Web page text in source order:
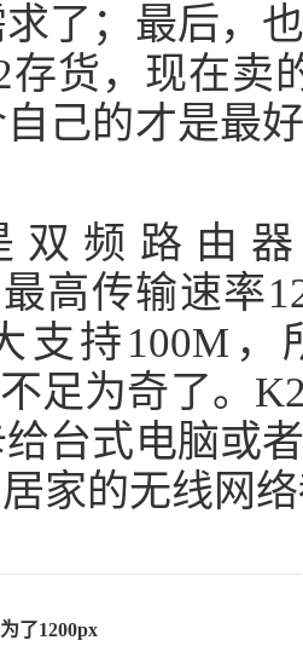
了；最后，
存货，现在卖
己的才是最
路由器（
高传输速率
支持100M
足为奇了。
台式电脑或
家的无线网
了1200px